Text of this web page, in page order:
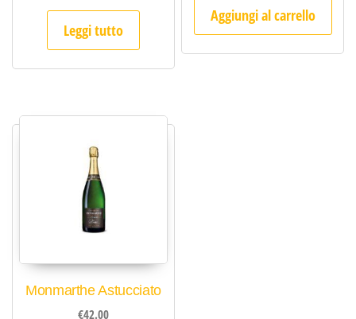
Leggi tutto
Aggiungi al carrello
Monmarthe Astucciato
€42.00